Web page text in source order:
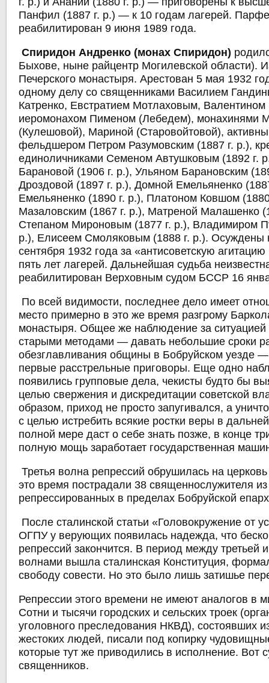
Панфил (1887 г. р.) — к 10 годам лагерей.
реабилитирован 9 июня 1989 года.
Спиридон Андренко (монах Спиридон)
Быхове, ныне райцентр Могилевской области).
Печерского монастыря. Арестован 5 мая 1932
одному делу со священниками Василием
Катренко, Евстратием Мотлаховым, Валентином
иеромонахом Пименом (Лебедем), монахинями
(Кулешовой), Мариной (Старовойтовой),
фельдшером Петром Разумовским (1887 г. р.),
единоличниками Семеном Автушковым (1892 г.
Барановой (1906 г. р.), Ульяном Барановским
Дроздовой (1897 г. р.), Домной Емельяненко
Емельяненко (1890 г. р.), Платоном Ковшом
Мазаловским (1867 г. р.), Матреной Малашенко
Степаном Мироновым (1877 г. р.), Владимиром
р.), Елисеем Смоляковым (1888 г. р.). Осуждены
сентября 1932 года за «антисоветскую
пять лет лагерей. Дальнейшая судьба
реабилитирован Верховным судом БССР 16
По всей видимости, последнее дело имеет
место примерно в это же время разгрому
монастыря. Общее же наблюдение за ситуацией
старыми методами — давать небольшие сроки
обезглавливания общины в Бобруйском уезде
первые расстрельные приговоры. Еще одно
появились групповые дела, чекисты будто бы
целью свержения и дискредитации советской
образом, приход не просто запугивался, а
с целью истребить всякие ростки веры в
полной мере даст о себе знать позже, в конце
полную мощь заработает государственная
Третья волна репрессий обрушилась на
это время пострадали 38 священнослужителя
репрессированных в пределах Бобруйской
После сталинской статьи «Головокружение от
ОГПУ у верующих появилась надежда, что
репрессий закончится. В период между третьей
волнами вышла сталинская Конституция,
свободу совести. Но это было лишь затишье
Репрессии этого времени не имеют аналогов в
Сотни и тысячи городских и сельских троек
уголовного преследования НКВД), состоявших
жестоких людей, писали под копирку
которые тут же приводились в исполнение. Вот
священников.